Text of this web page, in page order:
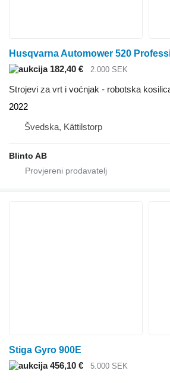
Husqvarna Automower 520
182,40 €
2.000 SEK
Strojevi za vrt i voćnjak - robotska
2022
Švedska, Kättilstorp
Blinto AB
Stiga Gyro 900E
456,10 €
5.000 SEK